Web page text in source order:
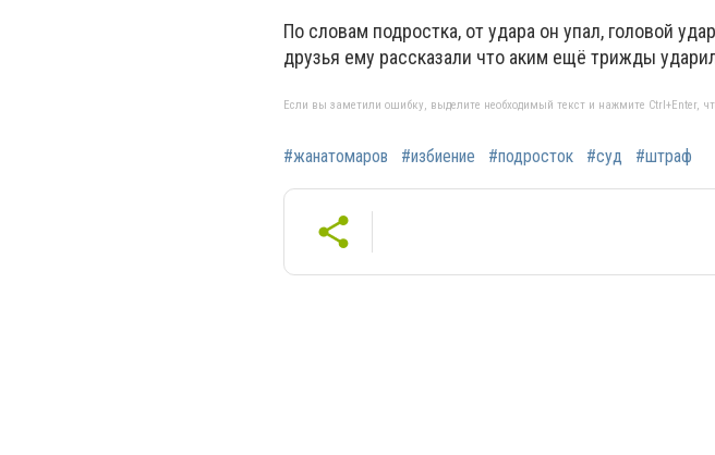
По словам подростка, от удара он упал, головой
друзья ему рассказали что аким ещё трижды
Если вы заметили ошибку, выделите необходимый текст и нажмите Ctrl+Enter,
#жанатомаров #избиение #подросток #суд #штраф